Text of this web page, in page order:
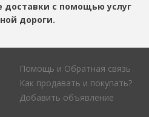
доставки с помощью услуг
дороги.
Помощь и Обратная связь
Как продавать и покупать?
Добавить объявление